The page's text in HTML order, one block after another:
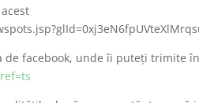
de facebook, unde îi puteţi trimite